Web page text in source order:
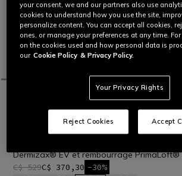
ARIANTE DERMIZAX EV™ -
SKI HOMME
Dermizax® EV et rembourrage
C$ 529C$ 370,30 -30%
your consent, we and our partners also use
cookies to understand how you use the site,
personalize content. You can accept all cookies,
ones, or manage your preferences at any time.
on the cookies used and how personal data is
our Cookie Policy & Privacy Policy.
Your Privacy Rights
Reject Cookies Accept